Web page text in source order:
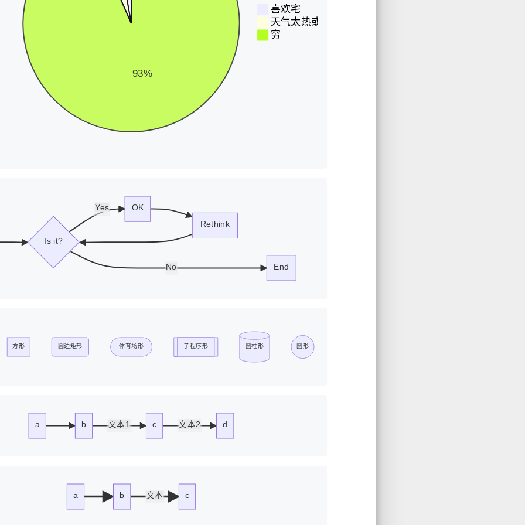
93%
喜欢宅
天气太热或太冷
穷
Yes
No
Is it?
OK
Rethink
End
方形 圆边矩形 体育场形 子程序形 圆柱形 圆形
文本1 文本2
a b c d
文本
a b c